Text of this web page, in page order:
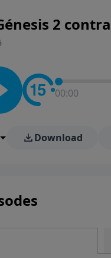
2
00:00
Download